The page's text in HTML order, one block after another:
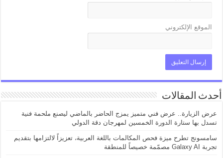
الموقع الإلكتروني
أحدث المقالات
عرض الزيارة.. عرض فني متميز يمزج الحاضر بالماضي ليصنع ملحمة فنية
تسدل بها ستارة الدورة الخمسين لمهرجان دقة الدولي
سامسونج تطرح ميزة فحص المكالمات باللغة العربية، تعزيزاً لالتزامها بتقديم
تجربة Galaxy AI مصمّمة خصيصاً للمنطقة